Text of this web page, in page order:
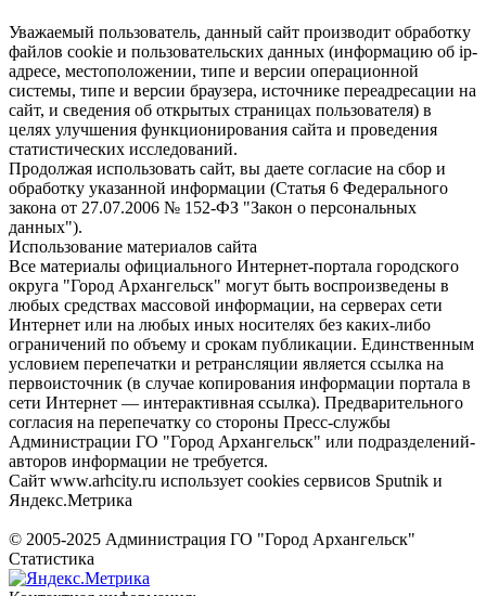
Уважаемый пользователь, данный сайт производит обработку
файлов cookie и пользовательских данных (информацию об ip-
адресе, местоположении, типе и версии операционной
системы, типе и версии браузера, источнике переадресации на
сайт, и сведения об открытых страницах пользователя) в
целях улучшения функционирования сайта и проведения
статистических исследований.
Продолжая использовать сайт, вы даете согласие на сбор и
обработку указанной информации (Статья 6 Федерального
закона от 27.07.2006 № 152-ФЗ "Закон о персональных
данных").
Использование материалов сайта
Все материалы официального Интернет-портала городского
округа "Город Архангельск" могут быть воспроизведены в
любых средствах массовой информации, на серверах сети
Интернет или на любых иных носителях без каких-либо
ограничений по объему и срокам публикации. Единственным
условием перепечатки и ретрансляции является ссылка на
первоисточник (в случае копирования информации портала в
сети Интернет — интерактивная ссылка). Предварительного
согласия на перепечатку со стороны Пресс-службы
Администрации ГО "Город Архангельск" или подразделений-
авторов информации не требуется.
Сайт www.arhcity.ru использует cookies сервисов Sputnik и
Яндекс.Метрика
© 2005-2025 Администрация ГО "Город Архангельск"
Статистика